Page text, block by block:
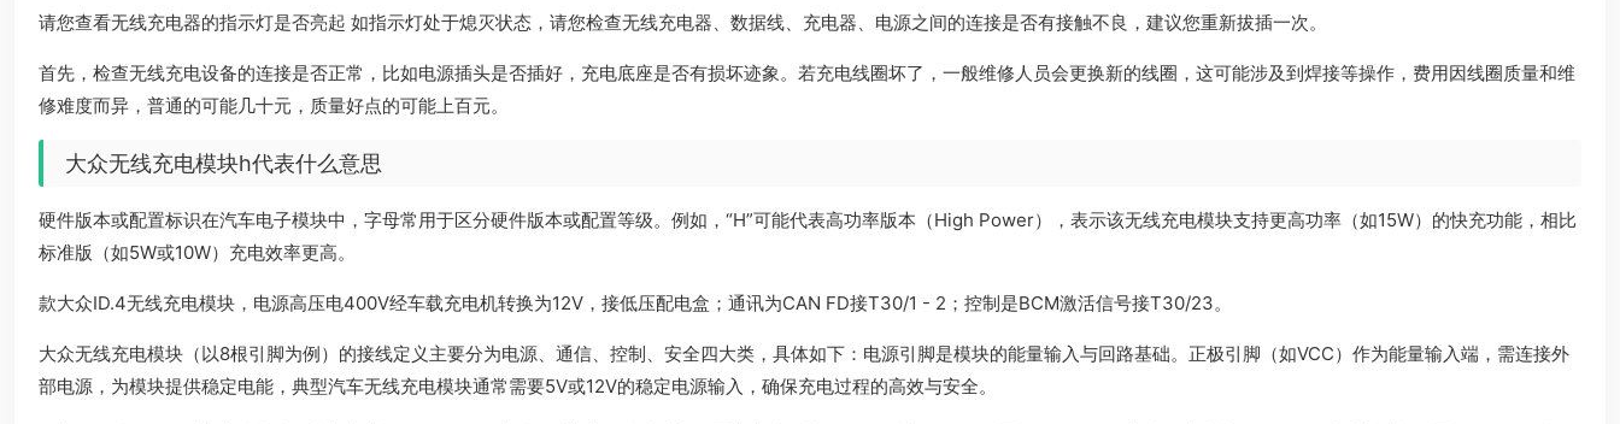
请您查看无线充电器的指示灯是否亮起 如指示灯处于熄灭状态，请您检查无线充电器、数据线、充电器、电源之间的连接是否有接触不良，建议您重新拔插一次。
首先，检查无线充电设备的连接是否正常，比如电源插头是否插好，充电底座是否有损坏迹象。若充电线圈坏了，一般维修人员会更换新的线圈，这可能涉及到焊接等操作，费用因线圈质量和维
修难度而异，普通的可能几十元，质量好点的可能上百元。
大众无线充电模块h代表什么意思
硬件版本或配置标识在汽车电子模块中，字母常用于区分硬件版本或配置等级。例如，“H”可能代表高功率版本（High Power），表示该无线充电模块支持更高功率（如15W）的快充功能，相比
标准版（如5W或10W）充电效率更高。
款大众ID.4无线充电模块，电源高压电400V经车载充电机转换为12V，接低压配电盒；通讯为CAN FD接T30/1 - 2；控制是BCM激活信号接T30/23。
大众无线充电模块（以8根引脚为例）的接线定义主要分为电源、通信、控制、安全四大类，具体如下：电源引脚是模块的能量输入与回路基础。正极引脚（如VCC）作为能量输入端，需连接外
部电源，为模块提供稳定电能，典型汽车无线充电模块通常需要5V或12V的稳定电源输入，确保充电过程的高效与安全。